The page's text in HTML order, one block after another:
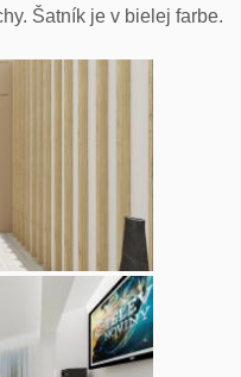
Šatník je v bielej farbe.